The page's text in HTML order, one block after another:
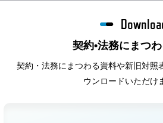
契約•法務にまつ
契約・法務にまつわる資料や新旧対照
ウンロードいただけ